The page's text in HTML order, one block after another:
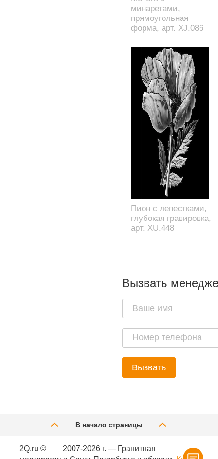
минаретами,
прямоугольная
форма, арт. XJ.086
Пион с лепестками,
глубокая гравировка,
арт. XU.448
Вызвать
Вызвать
В начало страницы
2Q.ru ©
2007-2026 г. — Гранитная